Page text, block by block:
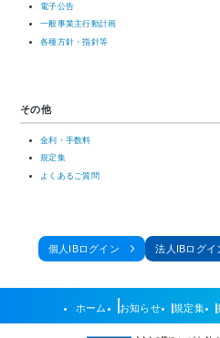
電子公告
一般事業主行動計画
各種方針・指針等
その他
金利・手数料
規定集
よくあるご質問
個人IBログイン 法人IBログイ
ホーム お知らせ 規定集